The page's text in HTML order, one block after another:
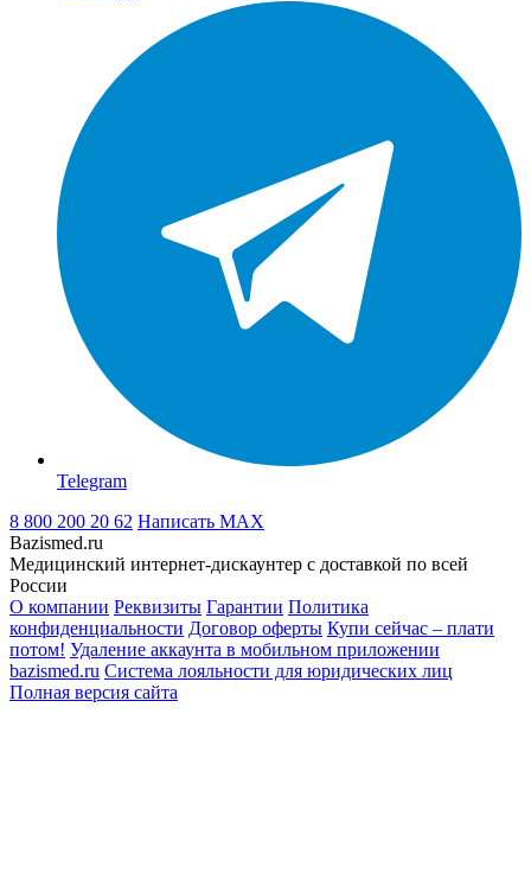
Telegram
8 800 200 20 62 Написать MAX
Bazismed.ru
Медицинский интернет-дискаунтер с доставкой по всей
России
О компании Реквизиты Гарантии Политика
конфиденциальности Договор оферты Купи сейчас – плати
потом! Удаление аккаунта в мобильном приложении
bazismed.ru Система лояльности для юридических лиц
Полная версия сайта